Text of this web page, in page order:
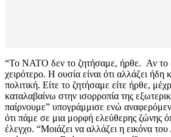
“Το ΝΑΤΟ δεν το ζητήσαμε, ήρθε. Αν το
χειρότερο. Η ουσία είναι ότι αλλάζει ήδη
πολιτική. Είτε το ζητήσαμε είτε ήρθε,
καταλαβαίνω στην ισορροπία της
παίρνουμε” υπογράμμισε ενώ
ότι πάμε σε μια μορφή ελεύθερης ζώνης
έλεγχο. “Μοιάζει να αλλάζει η εικόνα του